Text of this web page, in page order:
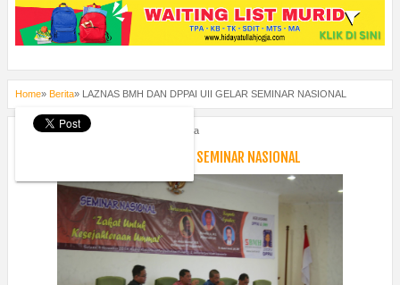
Home» Berita» LAZNAS BMH DAN DPPAI UII GELAR SEMINAR NASIONAL
Tuesday, November 4, 2014 Berita
LAZNAS BMH DAN DPPAI UII GELAR SEMINAR NASIONAL